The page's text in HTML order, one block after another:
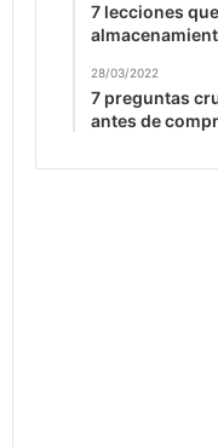
7 lecciones
28/03/2022
7 preguntas
antes de